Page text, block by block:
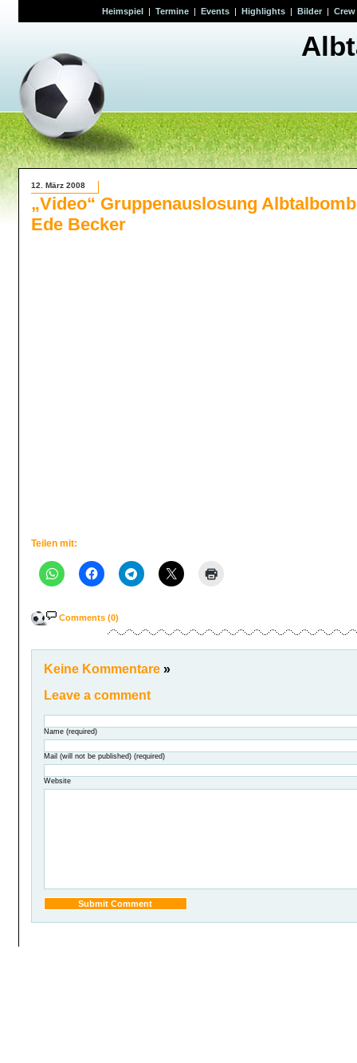
Heimspiel| Termine| Events| Highlights| Bilder| Crew
12. März 2008
„Video“ Gruppenauslosung
Ede Becker
Teilen mit:
Comments (0)
Keine Kommentare »
Leave a comment
Name (required)
Mail (will not be published) (required)
Website